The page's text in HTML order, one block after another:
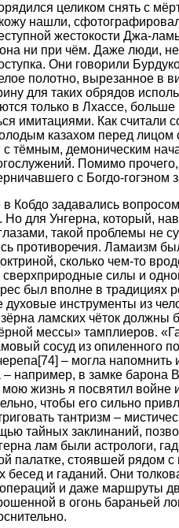
целиком снять с
кожу нашли,
жестокости Джа-
ни при чём. Даже люди,
Они говорили
полотно, вырезанное в
для таких обрядов
только в Лхассе, больше
имитациями. Как считали
казахом перед лицом
с тёмным, демоническим
Помимо
с Богдо-гогэном
в Кобдо задавались
для Унгерна, который,
такой проблемы не
противоречия. Ламаизм
сколько чем-то
сверхприродные силы и
был вполне в традициях
инструменты из
ламских чёток должны
мессы» тамплиеров.
сосуд из опиленного
[74] – могла напомнить
– например, в замке барона
жизнь я посвятил войне
чтобы его сильно
тантризм –
тайных заклинаний,
лам были астрологи,
палатке, стоявшей рядом
бесед и гаданий. Они
и даже маршруты
в огонь бараньей